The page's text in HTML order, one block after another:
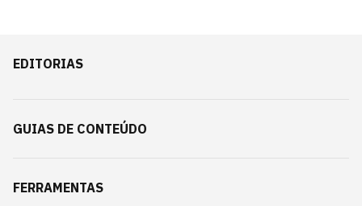
EDITORIAS
GUIAS DE CONTEÚDO
FERRAMENTAS